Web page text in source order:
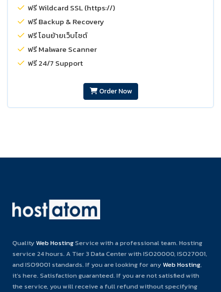
ฟรี Wildcard SSL (https://)
ฟรี Backup & Recovery
ฟรี โอนย้ายเว็บไซต์
ฟรี Malware Scanner
ฟรี 24/7 Support
Order Now
QualityWeb HostingService with a professional team. Hosting
service 24 hours. A Tier 3 Data Center with ISO20000, ISO27001,
and ISO9001 standards. If you are looking for anyWeb Hosting,
it’s here. Satisfaction guaranteed. If you are not satisfied with
the service, you will receive a full refund without specifying